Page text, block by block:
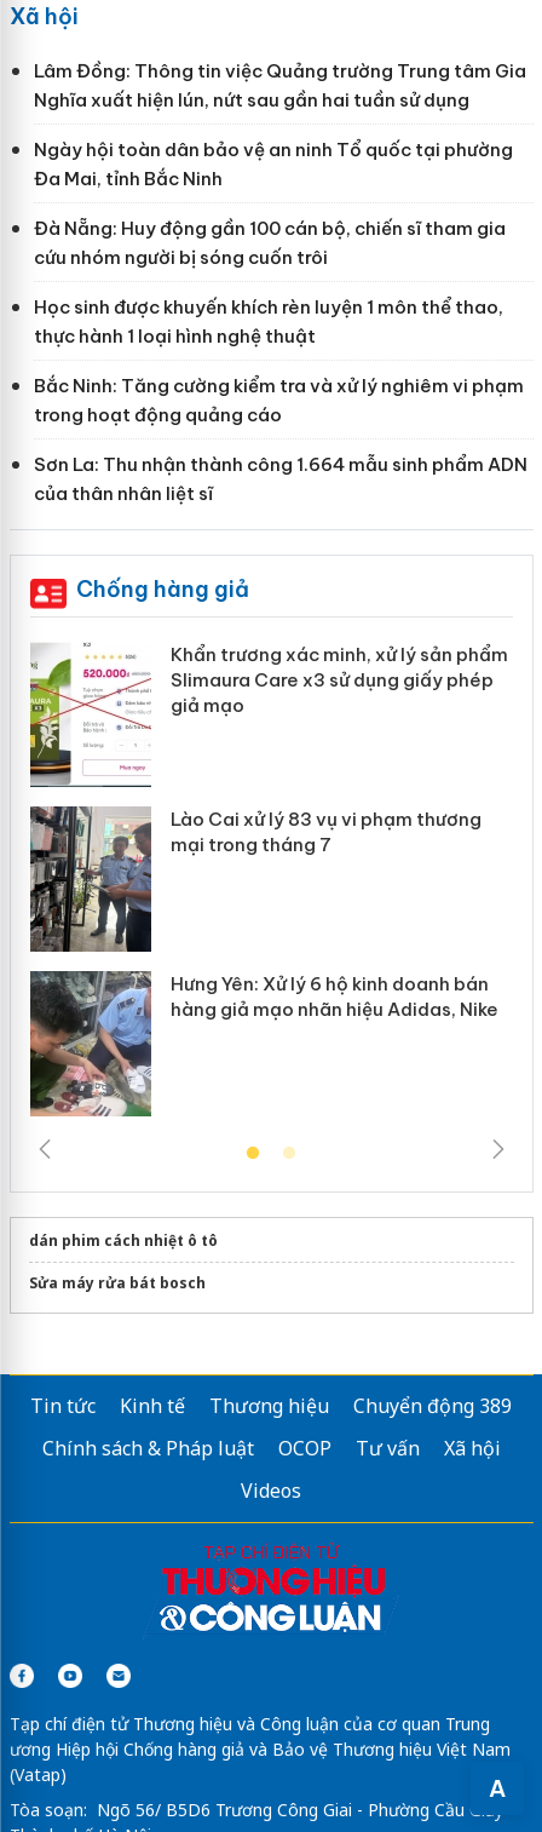
A
Xã hội
Lâm Đồng: Thông tin việc Quảng trường Trung tâm Gia
Nghĩa xuất hiện lún, nứt sau gần hai tuần sử dụng
Ngày hội toàn dân bảo vệ an ninh Tổ quốc tại phường
Đa Mai, tỉnh Bắc Ninh
Đà Nẵng: Huy động gần 100 cán bộ, chiến sĩ tham gia
cứu nhóm người bị sóng cuốn trôi
Học sinh được khuyến khích rèn luyện 1 môn thể thao,
thực hành 1 loại hình nghệ thuật
Bắc Ninh: Tăng cường kiểm tra và xử lý nghiêm vi phạm
trong hoạt động quảng cáo
Sơn La: Thu nhận thành công 1.664 mẫu sinh phẩm ADN
của thân nhân liệt sĩ
Chống hàng giả
Khẩn trương xác minh, xử lý sản phẩm
Slimaura Care x3 sử dụng giấy phép
giả mạo
Lào Cai xử lý 83 vụ vi phạm thương
mại trong tháng 7
Hưng Yên: Xử lý 6 hộ kinh doanh bán
hàng giả mạo nhãn hiệu Adidas, Nike
dán phim cách nhiệt ô tô
Sửa máy rửa bát bosch
Tin tức Kinh tế Thương hiệu
Chuyển động 389
Chính sách & Pháp luật
OCOP Tư vấn
Xã hội
Videos
Tạp chí điện tử Thương hiệu và Công luận của cơ quan Trung
ương Hiệp hội Chống hàng giả và Bảo vệ Thương hiệu Việt Nam
(Vatap)
Tòa soạn: Ngõ 56/ B5D6 Trương Công Giai - Phường Cầu Giấy -